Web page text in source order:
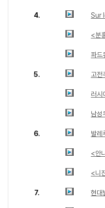
4. Sur
<분
파드
5. 고
러시
남성
6. 발레
<안
<니
7. 현대